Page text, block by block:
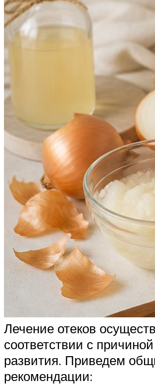
Лечение отеков
соответствии с
развития. Приведем
рекомендации: